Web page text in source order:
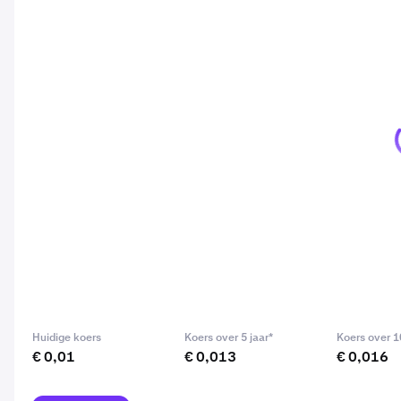
Huidige koers
€ 0,01
Koers over 5 jaar*
€ 0,013
Koers over
€ 0,016